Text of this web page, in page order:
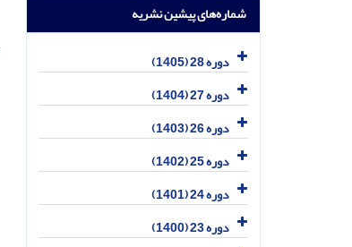
شماره‌های پیشین نشریه
دوره 28 (1405)
دوره 27 (1404)
دوره 26 (1403)
دوره 25 (1402)
دوره 24 (1401)
دوره 23 (1400)